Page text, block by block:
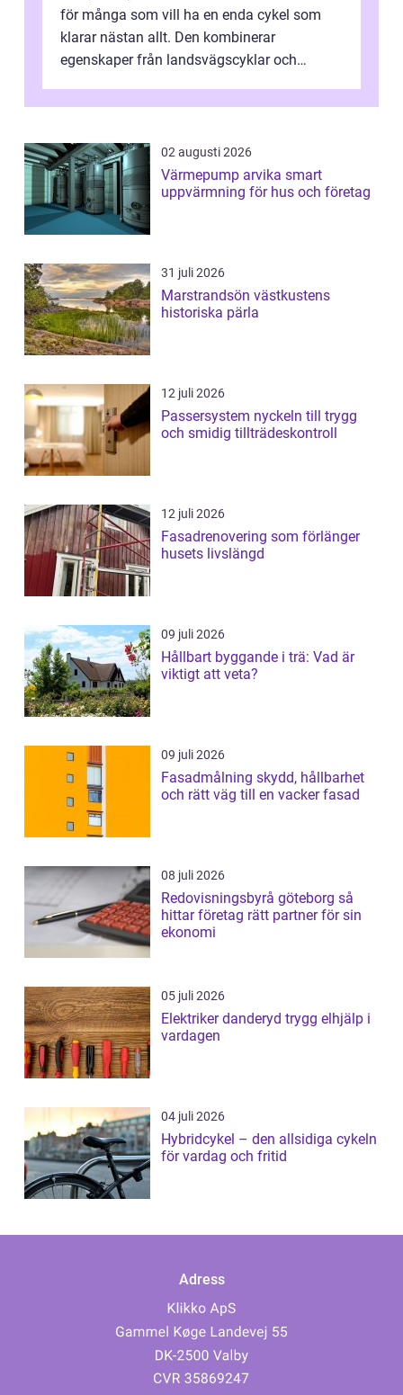
för många som vill ha en enda cykel som
klarar nästan allt. Den kombinerar
egenskaper från landsvägscyklar och
02 augusti 2026
Värmepump arvika smart
uppvärmning för hus och företag
31 juli 2026
Marstrandsön västkustens
historiska pärla
12 juli 2026
Passersystem nyckeln till trygg
och smidig tillträdeskontroll
12 juli 2026
Fasadrenovering som förlänger
husets livslängd
09 juli 2026
Hållbart byggande i trä: Vad är
viktigt att veta?
09 juli 2026
Fasadmålning skydd, hållbarhet
och rätt väg till en vacker fasad
08 juli 2026
Redovisningsbyrå göteborg så
hittar företag rätt partner för sin
ekonomi
05 juli 2026
Elektriker danderyd trygg elhjälp i
vardagen
04 juli 2026
Hybridcykel – den allsidiga cykeln
för vardag och fritid
Adress